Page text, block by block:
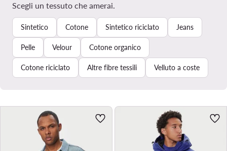
Scegli un tessuto che amerai.
Sintetico Cotone Sintetico riciclato Jeans
Pelle Velour Cotone organico
Cotone riciclato Altre fibre tessili Velluto a coste